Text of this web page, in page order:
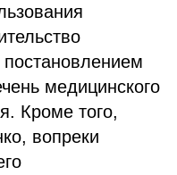
медицинского
Кроме того,
вопреки